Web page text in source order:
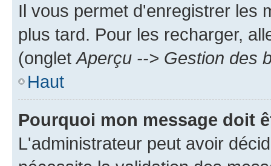
Il vous permet d'enregistrer les
plus tard. Pour les recharger,
(ongletAperçu --> Gestion des
Haut
Pourquoi mon message doit
L'administrateur peut avoir